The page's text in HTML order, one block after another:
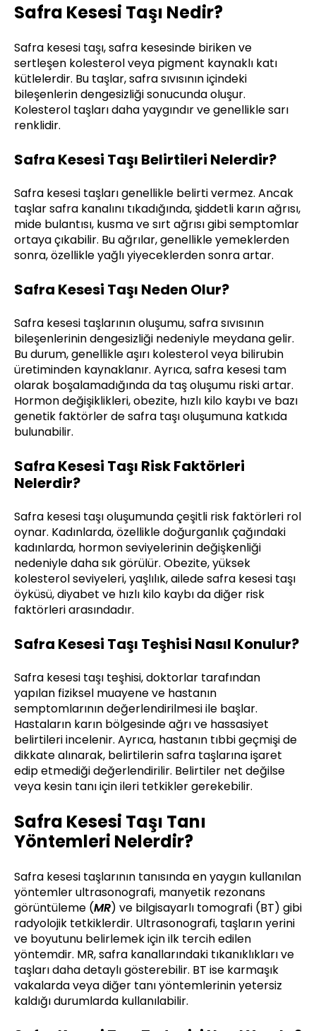
Safra Kesesi Taşı Nedir?
Safra kesesi taşı, safra kesesinde biriken ve
sertleşen kolesterol veya pigment kaynaklı katı
kütlelerdir. Bu taşlar, safra sıvısının içindeki
bileşenlerin dengesizliği sonucunda oluşur.
Kolesterol taşları daha yaygındır ve genellikle sarı
renklidir.
Safra Kesesi Taşı Belirtileri Nelerdir?
Safra kesesi taşları genellikle belirti vermez. Ancak
taşlar safra kanalını tıkadığında, şiddetli karın ağrısı,
mide bulantısı, kusma ve sırt ağrısı gibi semptomlar
ortaya çıkabilir. Bu ağrılar, genellikle yemeklerden
sonra, özellikle yağlı yiyeceklerden sonra artar.
Safra Kesesi Taşı Neden Olur?
Safra kesesi taşlarının oluşumu, safra sıvısının
bileşenlerinin dengesizliği nedeniyle meydana gelir.
Bu durum, genellikle aşırı kolesterol veya bilirubin
üretiminden kaynaklanır. Ayrıca, safra kesesi tam
olarak boşalamadığında da taş oluşumu riski artar.
Hormon değişiklikleri, obezite, hızlı kilo kaybı ve bazı
genetik faktörler de safra taşı oluşumuna katkıda
bulunabilir.
Safra Kesesi Taşı Risk Faktörleri
Nelerdir?
Safra kesesi taşı oluşumunda çeşitli risk faktörleri rol
oynar. Kadınlarda, özellikle doğurganlık çağındaki
kadınlarda, hormon seviyelerinin değişkenliği
nedeniyle daha sık görülür. Obezite, yüksek
kolesterol seviyeleri, yaşlılık, ailede safra kesesi taşı
öyküsü, diyabet ve hızlı kilo kaybı da diğer risk
faktörleri arasındadır.
Safra Kesesi Taşı Teşhisi Nasıl Konulur?
Safra kesesi taşı teşhisi, doktorlar tarafından
yapılan fiziksel muayene ve hastanın
semptomlarının değerlendirilmesi ile başlar.
Hastaların karın bölgesinde ağrı ve hassasiyet
belirtileri incelenir. Ayrıca, hastanın tıbbi geçmişi de
dikkate alınarak, belirtilerin safra taşlarına işaret
edip etmediği değerlendirilir. Belirtiler net değilse
veya kesin tanı için ileri tetkikler gerekebilir.
Safra Kesesi Taşı Tanı
Yöntemleri Nelerdir?
Safra kesesi taşlarının tanısında en yaygın kullanılan
yöntemler ultrasonografi, manyetik rezonans
görüntüleme (MR) ve bilgisayarlı tomografi (BT) gibi
radyolojik tetkiklerdir. Ultrasonografi, taşların yerini
ve boyutunu belirlemek için ilk tercih edilen
yöntemdir. MR, safra kanallarındaki tıkanıklıkları ve
taşları daha detaylı gösterebilir. BT ise karmaşık
vakalarda veya diğer tanı yöntemlerinin yetersiz
kaldığı durumlarda kullanılabilir.